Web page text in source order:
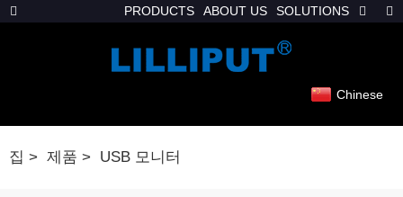
Chinese
집 제품 USB 모니터
PRODUCTS ABOUT US SOLUTIONS